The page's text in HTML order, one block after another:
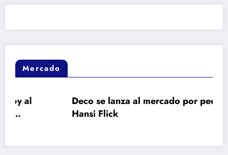
Mercado
Deco se lanza al mercado por pedido de
Hansi Flick